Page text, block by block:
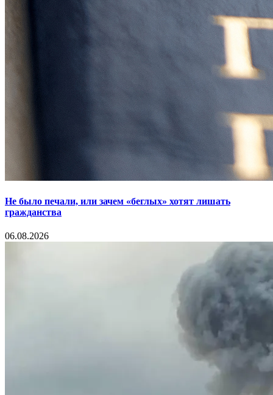
Не было печали, или зачем «беглых» хотят лишать
гражданства
06.08.2026